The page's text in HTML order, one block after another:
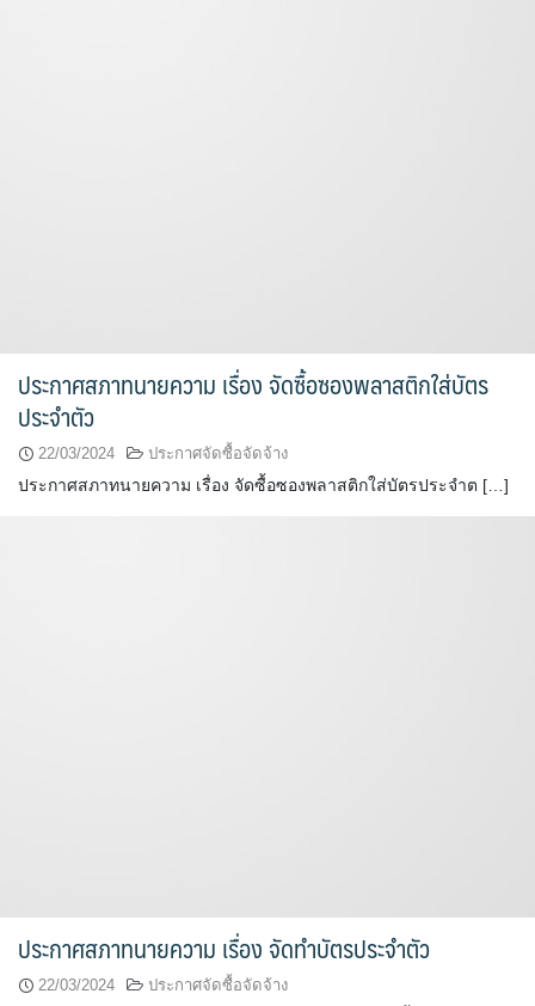
ประกาศสภาทนายความ เรื่อง จัดซื้อซองพลาสติกใส่บัตร
ประจำตัว
22/03/2024 ประกาศจัดซื้อจัดจ้าง
ประกาศสภาทนายความ เรื่อง จัดซื้อซองพลาสติกใส่บัตรประจำต […]
ประกาศสภาทนายความ เรื่อง จัดทำบัตรประจำตัว
22/03/2024 ประกาศจัดซื้อจัดจ้าง